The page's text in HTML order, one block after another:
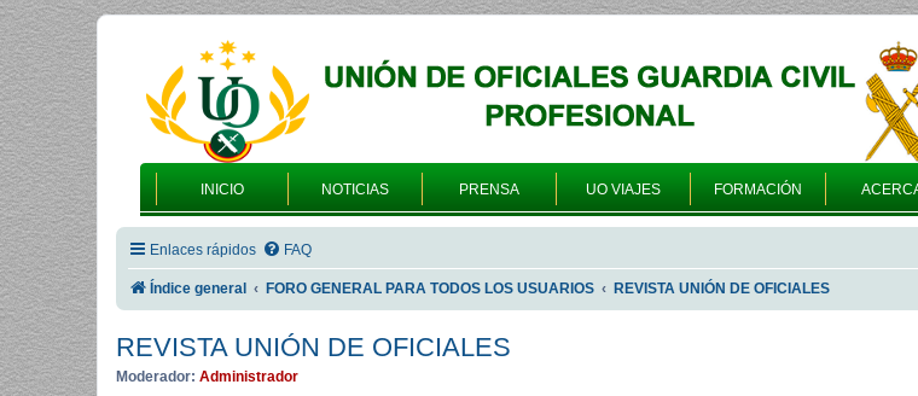
INICIO NOTICIAS PRENSA UO VIAJES FORMACIÓN
Enlaces rápidos FAQ
Índice general FORO GENERAL PARA TODOS LOS USUARIOS REVISTA UNIÓN DE OFICIALES
REVISTA UNIÓN DE OFICIALES
Moderador: Administrador